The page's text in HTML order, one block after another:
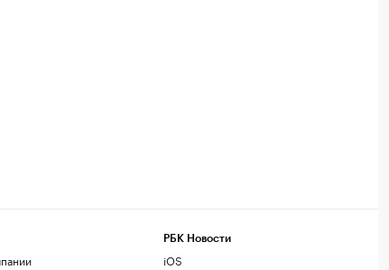
РБК Новости
iOS